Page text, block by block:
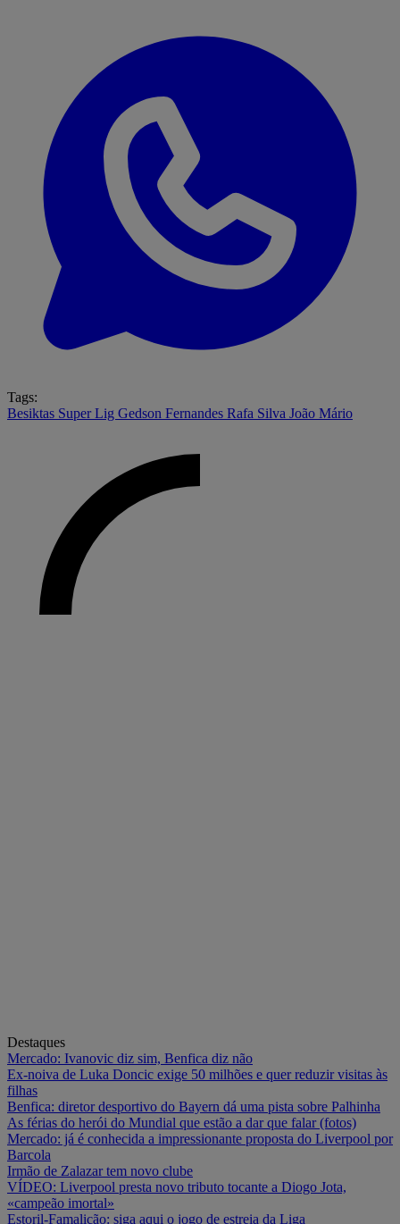
Tags:
Besiktas Super Lig Gedson Fernandes Rafa Silva João Mário
Destaques
Mercado: Ivanovic diz sim, Benfica diz não
Ex-noiva de Luka Doncic exige 50 milhões e quer reduzir visitas às
filhas
Benfica: diretor desportivo do Bayern dá uma pista sobre Palhinha
As férias do herói do Mundial que estão a dar que falar (fotos)
Mercado: já é conhecida a impressionante proposta do Liverpool por
Barcola
Irmão de Zalazar tem novo clube
VÍDEO: Liverpool presta novo tributo tocante a Diogo Jota,
«campeão imortal»
Estoril-Famalicão: siga aqui o jogo de estreia da Liga